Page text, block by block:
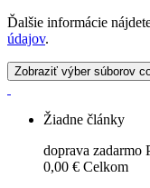
Ďalšie informácie
údajov.
Zobraziť výber súborov
Žiadne články
doprava zadarmo
0,00 € Celkom